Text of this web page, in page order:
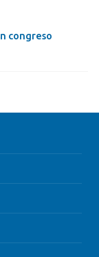
congreso